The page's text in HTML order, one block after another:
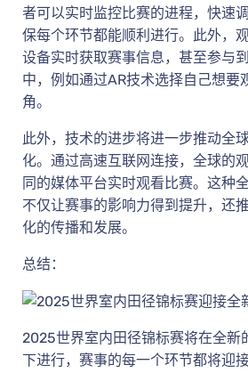
者可以实时监控比赛的进程，快速
保每个环节都能顺利进行。此外，
设备实时获取赛事信息，甚至参与
中，例如通过AR技术选择自己想要
角。
此外，技术的进步将进一步推动全
化。通过高速互联网连接，全球的
同的媒体平台实时观看比赛。这种
不仅让赛事的影响力得到提升，还
化的传播和发展。
总结：
2025世界室内田径锦标赛将在全新
下进行，赛事的每一个环节都将迎